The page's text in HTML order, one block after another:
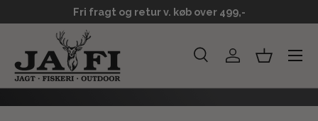
GÅ TIL INDHOLD
Fri fragt og retur v. køb over 499,-
Søg Log indKurv
Menu